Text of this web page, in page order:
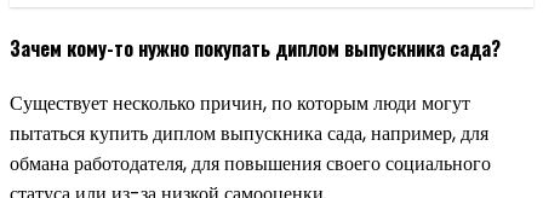
Зачем кому-то нужно покупать диплом выпускника сада?
Существует несколько причин, по которым люди могут
пытаться купить диплом выпускника сада, например, для
обмана работодателя, для повышения своего социального